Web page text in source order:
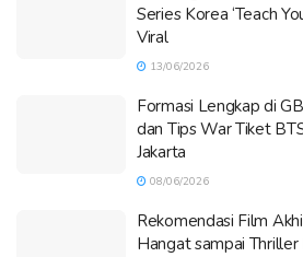
Series Korea ‘Teach
Viral
13/06/2026
Formasi Lengkap di
dan Tips War Tiket
Jakarta
08/06/2026
Rekomendasi Film
Hangat sampai